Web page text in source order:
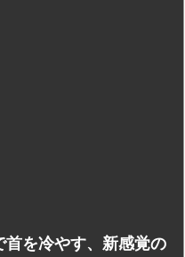
を冷やす、新感覚の